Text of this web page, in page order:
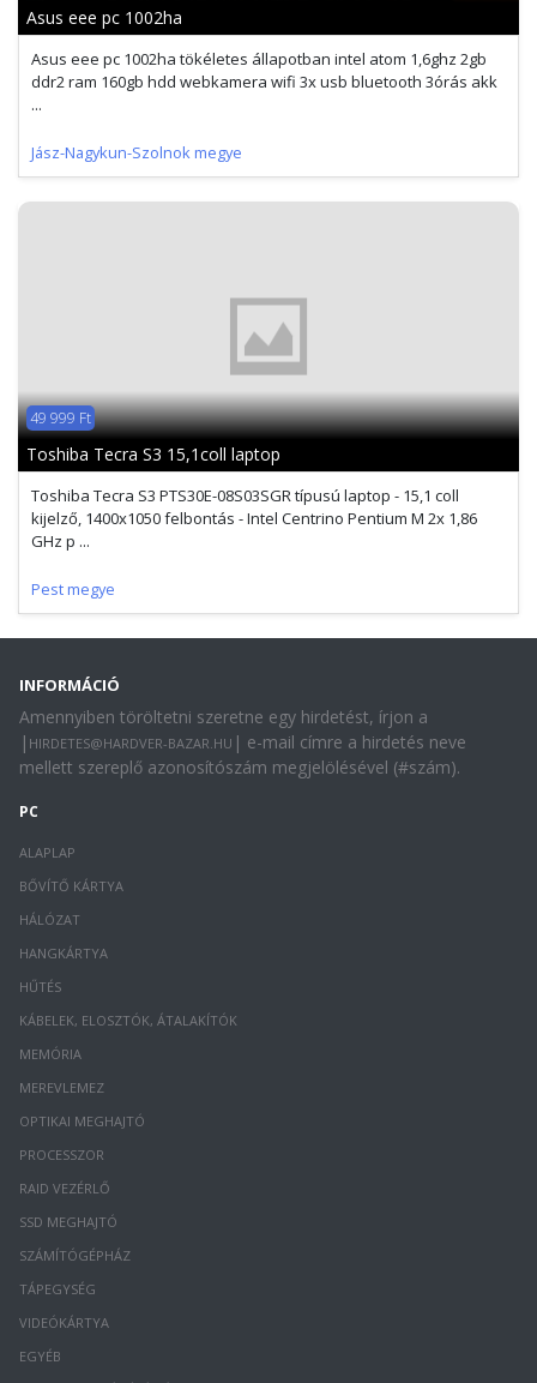
Asus eee pc 1002ha
Asus eee pc 1002ha tökéletes állapotban intel atom 1,6ghz 2gb
ddr2 ram 160gb hdd webkamera wifi 3x usb bluetooth 3órás akk
...
Jász-Nagykun-Szolnok megye
49 999 Ft
Toshiba Tecra S3 15,1coll laptop
Toshiba Tecra S3 PTS30E-08S03SGR típusú laptop - 15,1 coll
kijelző, 1400x1050 felbontás - Intel Centrino Pentium M 2x 1,86
GHz p ...
Pest megye
INFORMÁCIÓ
Amennyiben töröltetni szeretne egy hirdetést, írjon a
| HIRDETES@HARDVER-BAZAR.HU | e-mail címre a hirdetés neve
mellett szereplő azonosítószám megjelölésével (#szám).
PC
ALAPLAP
BŐVÍTŐ KÁRTYA
HÁLÓZAT
HANGKÁRTYA
HŰTÉS
KÁBELEK, ELOSZTÓK, ÁTALAKÍTÓK
MEMÓRIA
MEREVLEMEZ
OPTIKAI MEGHAJTÓ
PROCESSZOR
RAID VEZÉRLŐ
SSD MEGHAJTÓ
SZÁMÍTÓGÉPHÁZ
TÁPEGYSÉG
VIDEÓKÁRTYA
EGYÉB